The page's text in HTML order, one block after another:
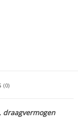
(0)
draagvermogen